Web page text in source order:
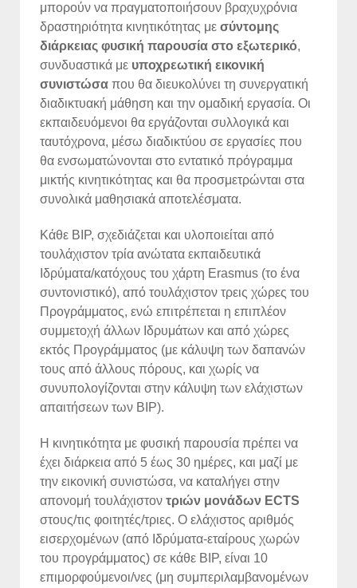
μπορούν να πραγματοποιήσουν βραχυχρόνια
δραστηριότητα κινητικότητας με σύντομης
διάρκειας φυσική παρουσία στο εξωτερικό,
συνδυαστικά με υποχρεωτική εικονική
συνιστώσα που θα διευκολύνει τη συνεργατική
διαδικτυακή μάθηση και την ομαδική εργασία. Οι
εκπαιδευόμενοι θα εργάζονται συλλογικά και
ταυτόχρονα, μέσω διαδικτύου σε εργασίες που
θα ενσωματώνονται στο εντατικό πρόγραμμα
μικτής κινητικότητας και θα προσμετρώνται στα
συνολικά μαθησιακά αποτελέσματα.
Κάθε BIP, σχεδιάζεται και υλοποιείται από
τουλάχιστον τρία ανώτατα εκπαιδευτικά
Ιδρύματα/κατόχους του χάρτη Erasmus (το ένα
συντονιστικό), από τουλάχιστον τρεις χώρες του
Προγράμματος, ενώ επιτρέπεται η επιπλέον
συμμετοχή άλλων Ιδρυμάτων και από χώρες
εκτός Προγράμματος (με κάλυψη των δαπανών
τους από άλλους πόρους, και χωρίς να
συνυπολογίζονται στην κάλυψη των ελάχιστων
απαιτήσεων των ΒΙΡ).
Η κινητικότητα με φυσική παρουσία πρέπει να
έχει διάρκεια από 5 έως 30 ημέρες, και μαζί με
την εικονική συνιστώσα, να καταλήγει στην
απονομή τουλάχιστον τριών μονάδων ECTS
στους/τις φοιτητές/τριες. Ο ελάχιστος αριθμός
εισερχομένων (από Ιδρύματα-εταίρους χωρών
του προγράμματος) σε κάθε BIP, είναι 10
επιμορφούμενοι/νες (μη συμπεριλαμβανομένων